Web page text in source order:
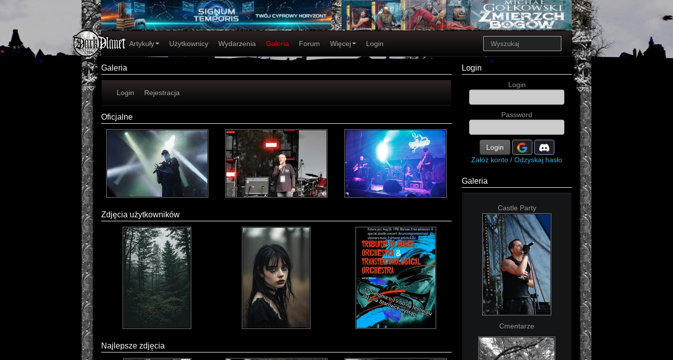
Artykuły Użytkownicy Wydarzenia Galeria Forum Więcej Login
Galeria
Login Rejestracja
Oficjalne
Zdjęcia użytkowników
Najlepsze zdjęcia
Login
Login
Password
Login
Załóż konto / Odzyskaj hasło
Galeria
Castle Party
Cmentarze